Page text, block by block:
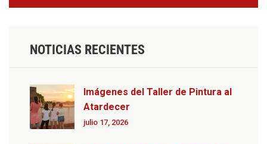
NOTICIAS RECIENTES
Imágenes del Taller de Pintura al
Atardecer
julio 17, 2026